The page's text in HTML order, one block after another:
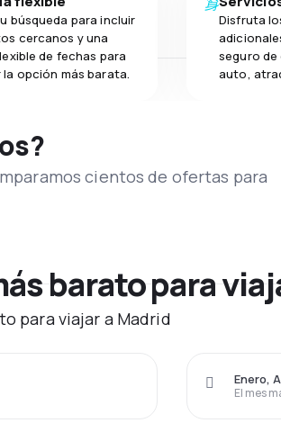
búsqueda para incluir
cercanos y una
de fechas para
opción más barata.
Disfruta
seguro
auto,
cientos de ofertas para
barato para
para viajar a Madrid
El mes
Enero,